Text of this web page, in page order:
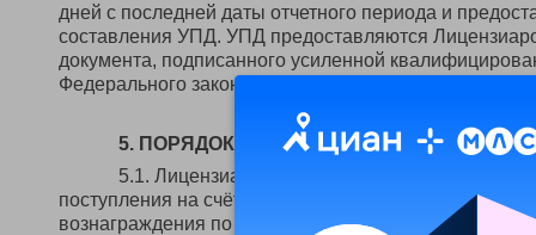
дней с последней даты отчетного периода и
составления УПД. УПД предоставляются
документа, подписанного усиленной
Федерального закона "Об электронной подписи" №
5. ПОРЯДОК ИСПОЛЬЗОВАНИЯ
5.1. Лицензиат (Пользователь)
поступления на счёт Лицензиара, учитываются на
вознаграждения по заявкам к настоящему